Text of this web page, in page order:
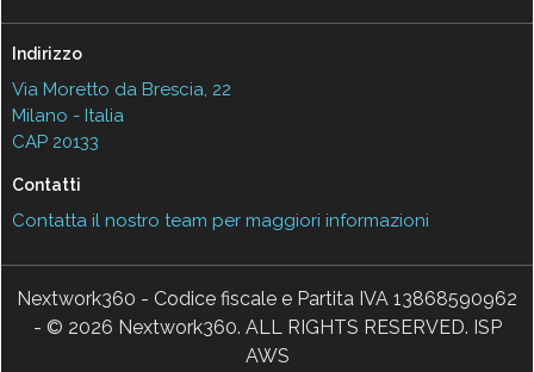
Indirizzo
Via Moretto da Brescia, 22
Milano - Italia
CAP 20133
Contatti
Contatta il nostro team per maggiori informazioni
Nextwork360 - Codice fiscale e Partita IVA 13868590962
- © 2026 Nextwork360. ALL RIGHTS RESERVED. ISP
AWS